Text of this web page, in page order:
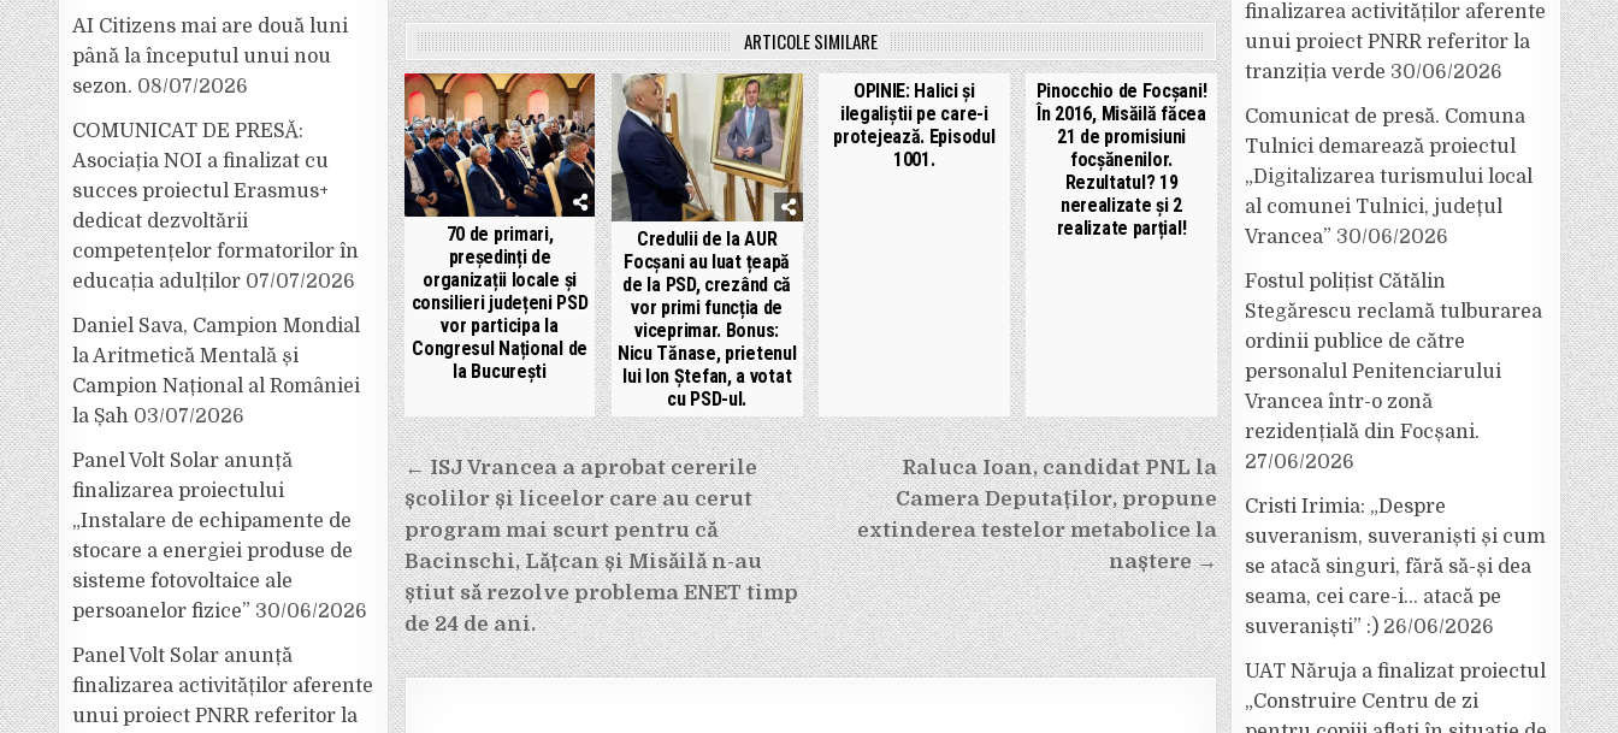
ARTICOLE SIMILARE
70 de primari,
președinți de
organizații locale și
consilieri județeni PSD
vor participa la
Congresul Național de
la București
Credulii de la AUR
Focșani au luat țeapă
de la PSD, crezând că
vor primi funcția de
viceprimar. Bonus:
Nicu Tănase, prietenul
lui Ion Ștefan, a votat
cu PSD-ul.
OPINIE: Halici și
ilegaliștii pe care-i
protejează. Episodul
1001.
Pinocchio de Focșani!
În 2016, Misăilă făcea
21 de promisiuni
focșănenilor.
Rezultatul? 19
nerealizate și 2
realizate parțial!
Navigare
în
articole
Raluca Ioan, candidat PNL la
Camera Deputaților, propune
extinderea testelor metabolice la
naștere →
← ISJ Vrancea a aprobat cererile
școlilor și liceelor care au cerut
program mai scurt pentru că
Bacinschi, Lățcan și Misăilă n-au
știut să rezolve problema ENET timp
de 24 de ani.
AI Citizens mai are două luni
până la începutul unui nou
sezon. 08/07/2026
COMUNICAT DE PRESĂ:
Asociația NOI a finalizat cu
succes proiectul Erasmus+
dedicat dezvoltării
competențelor formatorilor în
educația adulților 07/07/2026
Daniel Sava, Campion Mondial
la Aritmetică Mentală și
Campion Național al României
la Șah 03/07/2026
Panel Volt Solar anunță
finalizarea proiectului
„Instalare de echipamente de
stocare a energiei produse de
sisteme fotovoltaice ale
persoanelor fizice” 30/06/2026
Panel Volt Solar anunță
finalizarea activităților aferente
unui proiect PNRR referitor la
finalizarea activităților aferente
unui proiect PNRR referitor la
tranziția verde 30/06/2026
Comunicat de presă. Comuna
Tulnici demarează proiectul
„Digitalizarea turismului local
al comunei Tulnici, județul
Vrancea” 30/06/2026
Fostul polițist Cătălin
Stegărescu reclamă tulburarea
ordinii publice de către
personalul Penitenciarului
Vrancea într-o zonă
rezidențială din Focșani.
27/06/2026
Cristi Irimia: „Despre
suveranism, suveraniști și cum
se atacă singuri, fără să-și dea
seama, cei care-i… atacă pe
suveraniști” :) 26/06/2026
UAT Năruja a finalizat proiectul
„Construire Centru de zi